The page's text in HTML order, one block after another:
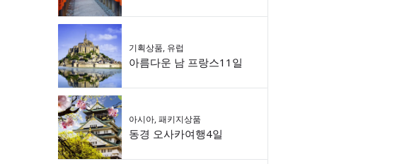
기획상품, 유럽
아름다운 남 프랑스11일
아시아,패키지상품
동경 오사카여행4일